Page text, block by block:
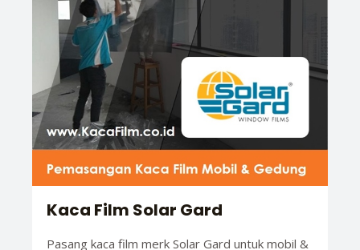
Kaca Film Solar Gard
Pasang kaca film merk Solar Gard untuk mobil &